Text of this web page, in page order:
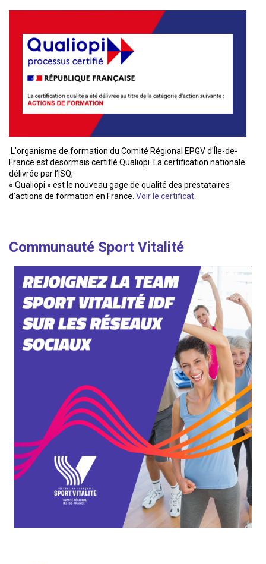
L'organisme de formation du Comité Régional EPGV d'Île-de-
France est desormais certifié Qualiopi. La certification nationale
délivrée par l’ISQ,
« Qualiopi » est le nouveau gage de qualité des prestataires
d’actions de formation en France. Voir le certificat.
Communauté Sport Vitalité